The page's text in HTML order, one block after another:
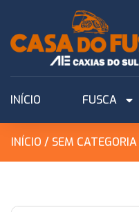
INÍCIO FUSCA
INÍCIO / SEM CATEGORIA